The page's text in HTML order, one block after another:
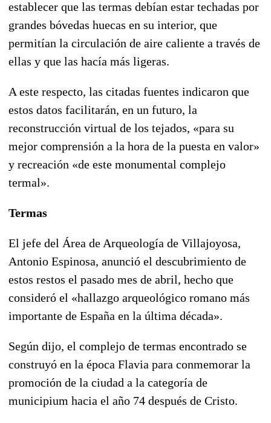
establecer que las termas debían estar techadas por
grandes bóvedas huecas en su interior, que
permitían la circulación de aire caliente a través de
ellas y que las hacía más ligeras.
A este respecto, las citadas fuentes indicaron que
estos datos facilitarán, en un futuro, la
reconstrucción virtual de los tejados, «para su
mejor comprensión a la hora de la puesta en valor»
y recreación «de este monumental complejo
termal».
Termas
El jefe del Área de Arqueología de Villajoyosa,
Antonio Espinosa, anunció el descubrimiento de
estos restos el pasado mes de abril, hecho que
consideró el «hallazgo arqueológico romano más
importante de España en la última década».
Según dijo, el complejo de termas encontrado se
construyó en la época Flavia para conmemorar la
promoción de la ciudad a la categoría de
municipium hacia el año 74 después de Cristo.